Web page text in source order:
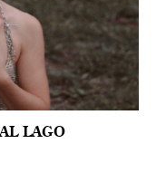
LAGO